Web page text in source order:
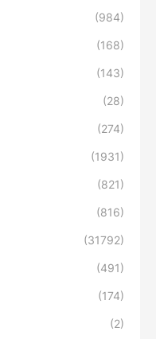
(984)
(168)
(143)
(28)
(274)
(1931)
(821)
(816)
(31792)
(491)
(174)
(2)